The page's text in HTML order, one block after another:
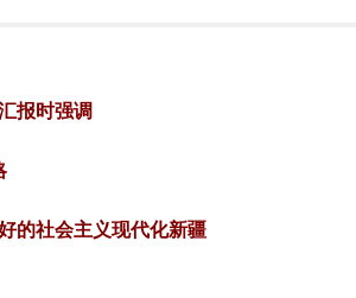
报时强调
的社会主义现代化新疆